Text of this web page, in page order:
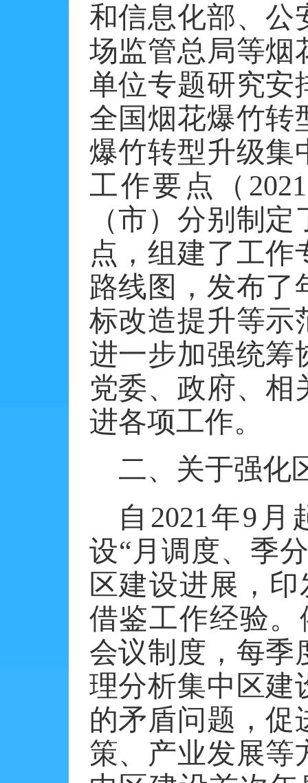
和信息化部、公
场监管总局等烟
单位专题研究安
全国烟花爆竹转
爆竹转型升级集
工作要点（
（市）分别制
点，组建了工
路线图，发布了
标改造提升等示
进一步加强统筹
党委、政府、相
进各项工作。
二、关于强化
自 2021年9
设“月调度、季
区建设进展，
借鉴工作经验
会议制度，每季
理分析集中区建
的矛盾问题，促
策、产业发展等